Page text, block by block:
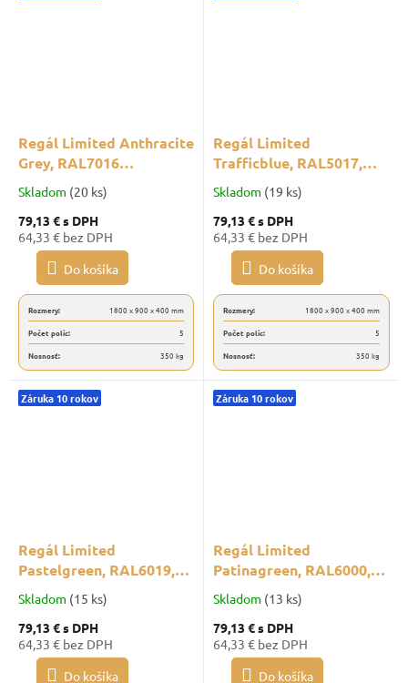
Regál Limited Anthracite
Grey, RAL7016
1800x900x400
Skladom (20 ks)
79,13 €s DPH
64,33 € bez DPH
Do košíka
Rozmery:
1800 x 900 x 400 mm
Počet políc:
5
Nosnosť:
350 kg
Regál Limited
Trafficblue, RAL5017,
1800x900x400
Skladom (19 ks)
79,13 €s DPH
64,33 € bez DPH
Do košíka
Rozmery:
1800 x 900 x 400 mm
Počet políc:
5
Nosnosť:
350 kg
Záruka 10 rokov
Regál Limited
Pastelgreen, RAL6019,
1800x900x400
Skladom (15 ks)
79,13 €s DPH
64,33 € bez DPH
Do košíka
Záruka 10 rokov
Regál Limited
Patinagreen, RAL6000,
1800x900x400
Skladom (13 ks)
79,13 €s DPH
64,33 € bez DPH
Do košíka